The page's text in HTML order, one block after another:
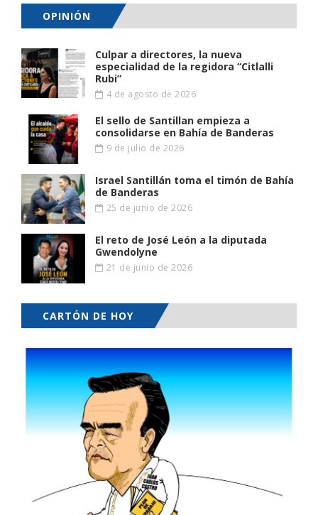
OPINIÓN
Culpar a directores, la nueva
especialidad de la regidora “Citlalli
Rubi”
4 de agosto de 2026
El sello de Santillan empieza a
consolidarse en Bahía de Banderas
9 de julio de 2026
Israel Santillán toma el timón de Bahía
de Banderas
25 de junio de 2026
El reto de José León a la diputada
Gwendolyne
21 de junio de 2026
CARTÓN DE HOY